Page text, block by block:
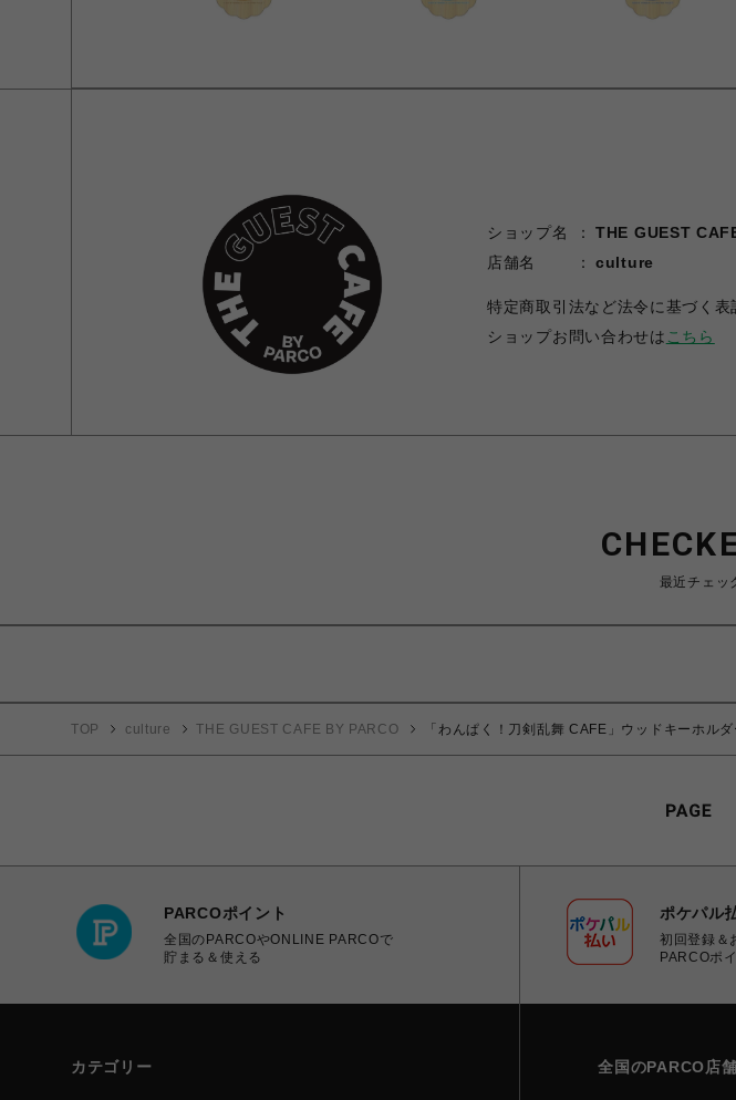
ショップ名
THE GUEST
店舗名
culture
特定商取引法など法令に基づく表
ショップお問い合わせは こちら
最近チェッ
TOP culture THE GUEST CAFE BY PARCO 「わんぱく！刀剣乱舞 CAFE」ウッドキーホル
PARCOポイント
全国のPARCOやONLINE PARCOで
貯まる＆使える
ポケパル
初回登録＆
PARCOポ
カテゴリー 全国のPARCO店舗